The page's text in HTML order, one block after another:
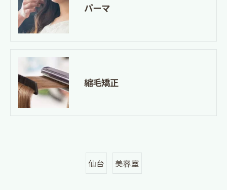
パーマ
縮毛矯正
仙台 美容室